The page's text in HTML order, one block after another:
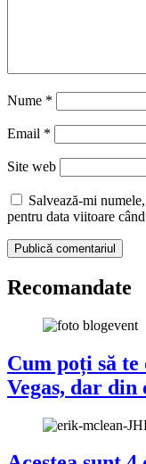
Nume *
Email *
Site web
Salvează-mi
pentru data viitoare
Recomandate
Cum poți să
Vegas, dar